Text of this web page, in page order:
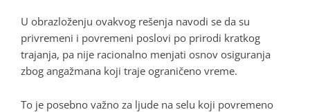
U obrazloženju ovakvog rešenja navodi se da su
privremeni i povremeni poslovi po prirodi kratkog
trajanja, pa nije racionalno menjati osnov osiguranja
zbog angažmana koji traje ograničeno vreme.
To je posebno važno za ljude na selu koji povremeno